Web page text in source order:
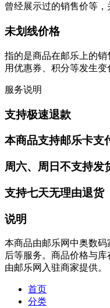
曾经展示过的销售价等，
未划线价格
指的是商品在邮乐上的
用优惠券、积分等发生变
服务说明
支持极速退款
本商品支持邮乐卡支
周六、周日不支持发
支持七天无理由退货
说明
本商品由邮乐网中奥数
后等服务。商品价格与
由邮乐网入驻商家提供。
首页
分类